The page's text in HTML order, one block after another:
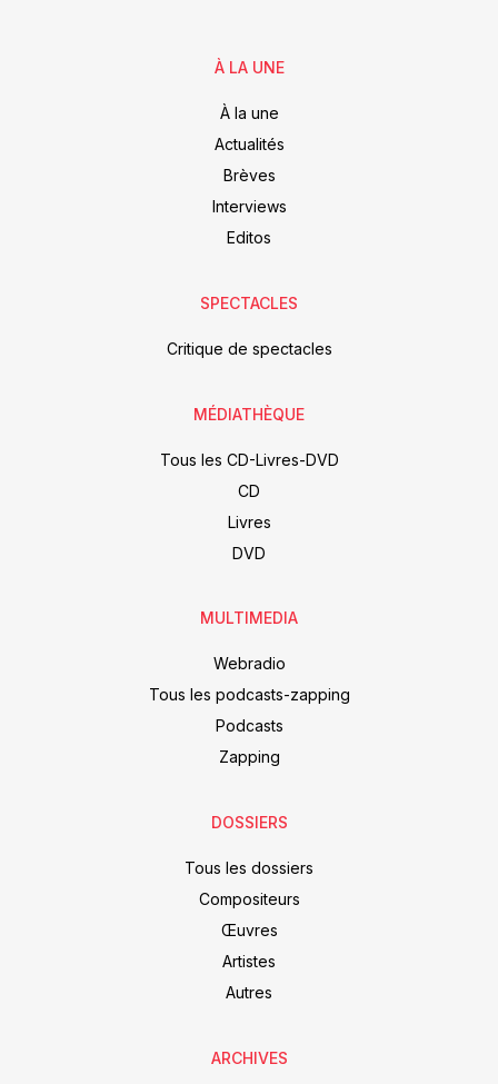
À LA UNE
À la une
Actualités
Brèves
Interviews
Editos
SPECTACLES
Critique de spectacles
MÉDIATHÈQUE
Tous les CD-Livres-DVD
CD
Livres
DVD
MULTIMEDIA
Webradio
Tous les podcasts-zapping
Podcasts
Zapping
DOSSIERS
Tous les dossiers
Compositeurs
Œuvres
Artistes
Autres
ARCHIVES